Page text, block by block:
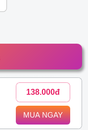
138.000đ
MUA NGAY